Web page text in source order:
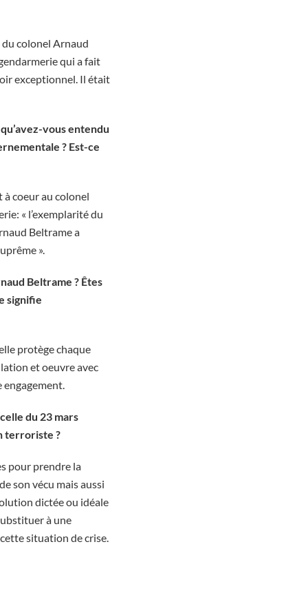
du colonel Arnaud
qui a fait
exceptionnel. Il était
vous entendu
? Est-ce
coeur au colonel
« l’exemplarité du
Beltrame a
».
Beltrame ? Êtes
signifie
protège chaque
et oeuvre avec
engagement.
du 23 mars
terroriste ?
pour prendre la
son vécu mais aussi
dictée ou idéale
à une
situation de crise.